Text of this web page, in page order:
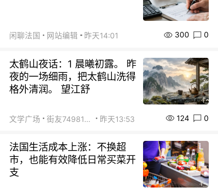
闲聊法国 网站编辑 昨天14:01 300 0
太鹤山夜话：1 晨曦初露。 昨
夜的一场细雨，把太鹤山洗得
格外清润。 望江舒
文学广场 街友74981146 昨天13:53 124 0
法国生活成本上涨：不换超
市，也能有效降低日常买菜开
支